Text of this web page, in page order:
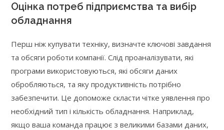
Оцінка потреб підприємства та вибір
обладнання
Перш ніж купувати техніку, визначте ключові завдання
та обсяги роботи компанії. Слід проаналізувати, які
програми використовуються, які обсяги даних
обробляються, та яку продуктивність потрібно
забезпечити. Це допоможе скласти чітке уявлення про
необхідний тип і кількість обладнання. Наприклад,
якщо ваша команда працює з великими базами даних,